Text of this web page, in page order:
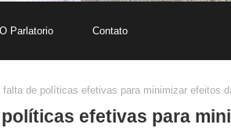
O Parlatorio Contato
falta de políticas efetivas para minimizar efeitos
efetivas para